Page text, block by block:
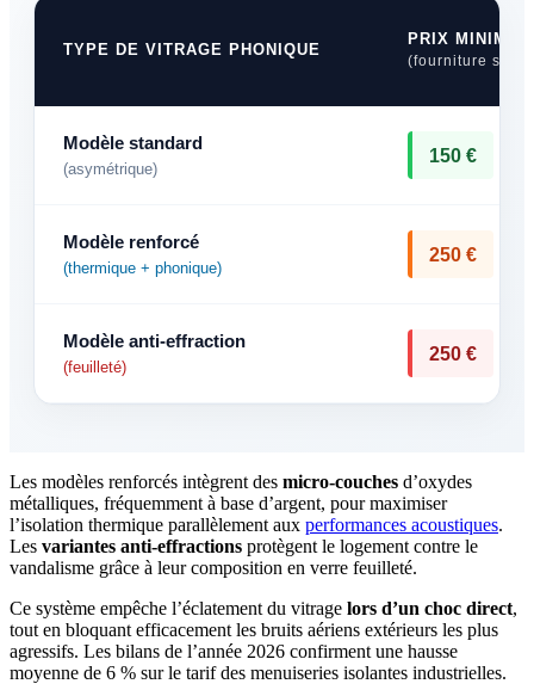
TYPE DE VITRAGE PHONIQUE
PRIX MINIMAL
(fourniture
Modèle standard
(asymétrique)
150 €
Modèle renforcé
(thermique + phonique)
250 €
Modèle anti-effraction
(feuilleté)
250 €
Les modèles renforcés intègrent des micro-couches d’oxydes
métalliques, fréquemment à base d’argent, pour maximiser
l’isolation thermique parallèlement aux performances acoustiques.
Les variantes anti-effractions protègent le logement contre le
vandalisme grâce à leur composition en verre feuilleté.
Ce système empêche l’éclatement du vitrage lors d’un choc direct,
tout en bloquant efficacement les bruits aériens extérieurs les plus
agressifs. Les bilans de l’année 2026 confirment une hausse
moyenne de 6 % sur le tarif des menuiseries isolantes industrielles.